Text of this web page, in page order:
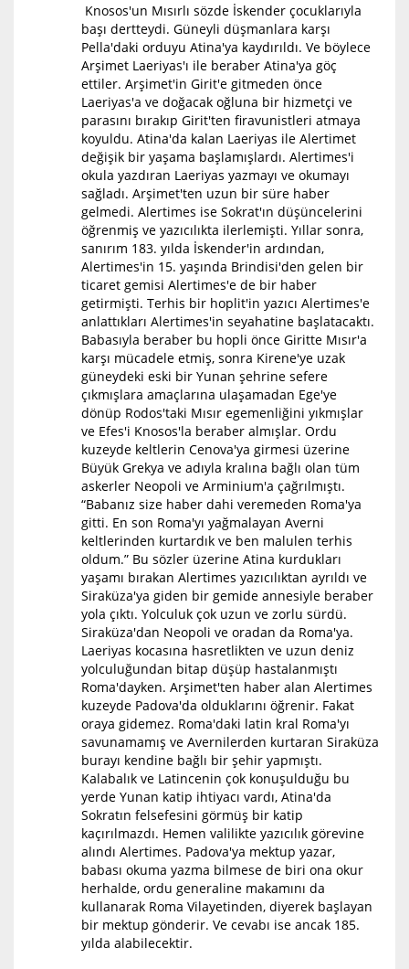
Knosos'un Mısırlı sözde İskender çocuklarıyla
başı dertteydi. Güneyli düşmanlara karşı
Pella'daki orduyu Atina'ya kaydırıldı. Ve böylece
Arşimet Laeriyas'ı ile beraber Atina'ya göç
ettiler. Arşimet'in Girit'e gitmeden önce
Laeriyas'a ve doğacak oğluna bir hizmetçi ve
parasını bırakıp Girit'ten firavunistleri atmaya
koyuldu. Atina'da kalan Laeriyas ile Alertimet
değişik bir yaşama başlamışlardı. Alertimes'i
okula yazdıran Laeriyas yazmayı ve okumayı
sağladı. Arşimet'ten uzun bir süre haber
gelmedi. Alertimes ise Sokrat'ın düşüncelerini
öğrenmiş ve yazıcılıkta ilerlemişti. Yıllar sonra,
sanırım 183. yılda İskender'in ardından,
Alertimes'in 15. yaşında Brindisi'den gelen bir
ticaret gemisi Alertimes'e de bir haber
getirmişti. Terhis bir hoplit'in yazıcı Alertimes'e
anlattıkları Alertimes'in seyahatine başlatacaktı.
Babasıyla beraber bu hopli önce Giritte Mısır'a
karşı mücadele etmiş, sonra Kirene'ye uzak
güneydeki eski bir Yunan şehrine sefere
çıkmışlara amaçlarına ulaşamadan Ege'ye
dönüp Rodos'taki Mısır egemenliğini yıkmışlar
ve Efes'i Knosos'la beraber almışlar. Ordu
kuzeyde keltlerin Cenova'ya girmesi üzerine
Büyük Grekya ve adıyla kralına bağlı olan tüm
askerler Neopoli ve Arminium'a çağrılmıştı.
“Babanız size haber dahi veremeden Roma'ya
gitti. En son Roma'yı yağmalayan Averni
keltlerinden kurtardık ve ben malulen terhis
oldum.” Bu sözler üzerine Atina kurdukları
yaşamı bırakan Alertimes yazıcılıktan ayrıldı ve
Siraküza'ya giden bir gemide annesiyle beraber
yola çıktı. Yolculuk çok uzun ve zorlu sürdü.
Siraküza'dan Neopoli ve oradan da Roma'ya.
Laeriyas kocasına hasretlikten ve uzun deniz
yolculuğundan bitap düşüp hastalanmıştı
Roma'dayken. Arşimet'ten haber alan Alertimes
kuzeyde Padova'da olduklarını öğrenir. Fakat
oraya gidemez. Roma'daki latin kral Roma'yı
savunamamış ve Avernilerden kurtaran Siraküza
burayı kendine bağlı bir şehir yapmıştı.
Kalabalık ve Latincenin çok konuşulduğu bu
yerde Yunan katip ihtiyacı vardı, Atina'da
Sokratın felsefesini görmüş bir katip
kaçırılmazdı. Hemen valilikte yazıcılık görevine
alındı Alertimes. Padova'ya mektup yazar,
babası okuma yazma bilmese de biri ona okur
herhalde, ordu generaline makamını da
kullanarak Roma Vilayetinden, diyerek başlayan
bir mektup gönderir. Ve cevabı ise ancak 185.
yılda alabilecektir.